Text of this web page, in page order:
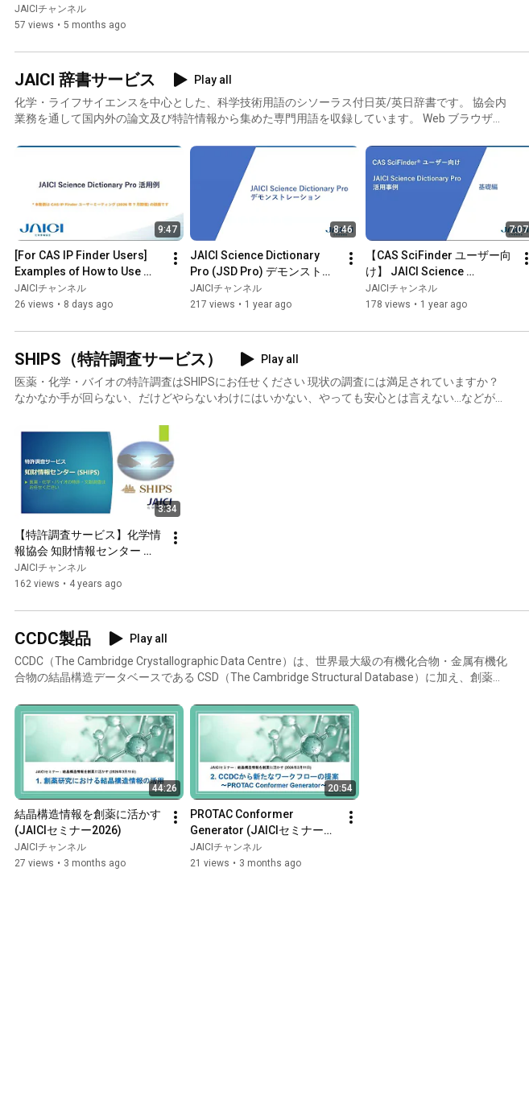
サービスご案内
JAICIチャンネル
57 views • 5 months ago
JAICI 辞書サービス
Play all
化学・ライフサイエンスを中心とした、科学技術用語のシソーラス付日英/英日辞書です。 協会内
業務を通して国内外の論文及び特許情報から集めた専門用語を収録しています。 Web ブラウザで
9:47
[For CAS IP Finder Users]
Examples of How to Use
JAICI Science Dictionary
Pro
JAICIチャンネル
26 views • 8 days ago
8:46
JAICI Science Dictionary
Pro (JSD Pro) デモンストレ
ーション
JAICIチャンネル
217 views • 1 year ago
7:07
【CAS SciFinder ユーザー向
け】 JAICI Science
Dictionary Pro 活用事例【基
礎編】
JAICIチャンネル
178 views • 1 year ago
SHIPS（特許調査サービス）
Play all
医薬・化学・バイオの特許調査はSHIPSにお任せください 現状の調査には満足されていますか？
なかなか手が回らない、だけどやらないわけにはいかない、やっても安心とは言えない…などが心
SHIPSの調査サービスには定評があります。 医薬・化学・バイオにに関する事なら、何でもご相
3:34
【特許調査サービス】化学情
報協会 知財情報センター
(SHIPS)
JAICIチャンネル
162 views • 4 years ago
CCDC製品
Play all
CCDC（The Cambridge Crystallographic Data Centre）は、世界最大級の有機化合物・金属有機化
合物の結晶構造データベースである CSD（The Cambridge Structural Database）に加え、創薬、
ータとツールは、分子設計や構造解析の精度向上、新規化合物の探索、材料特性の予測など、皆
様の研究をより効率的かつ高度に進めるために幅広くご活用いただけます。
44:26
結晶構造情報を創薬に活かす
(JAICIセミナー2026)
JAICIチャンネル
27 views • 3 months ago
20:54
PROTAC Conformer
Generator (JAICIセミナー
2026)
JAICIチャンネル
21 views • 3 months ago